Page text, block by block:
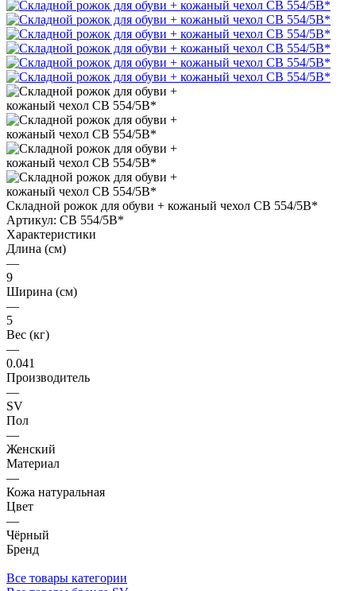
Складной рожок для обуви + кожаный чехол СВ 554/5В*
Артикул: СВ 554/5В*
Характеристики
Длина (см)
—
9
Ширина (см)
—
5
Вес (кг)
—
0.041
Производитель
—
SV
Пол
—
Женский
Материал
—
Кожа натуральная
Цвет
—
Чёрный
Бренд
Все товары категории